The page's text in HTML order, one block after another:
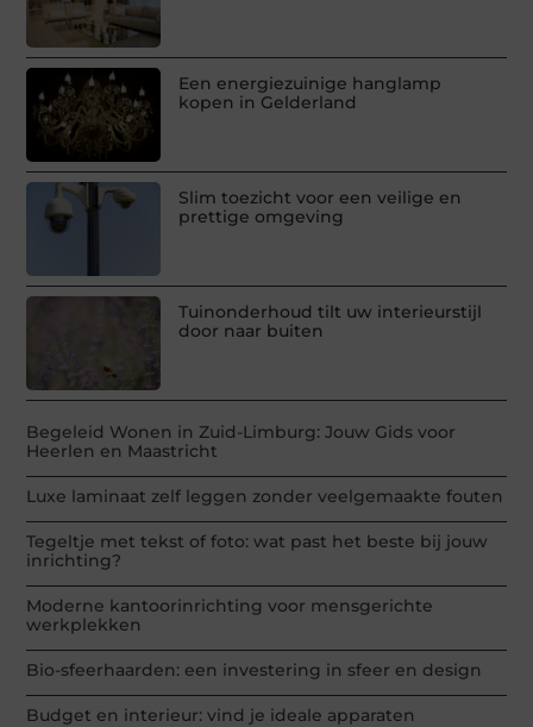
Een energiezuinige hanglamp
kopen in Gelderland
Slim toezicht voor een veilige en
prettige omgeving
Tuinonderhoud tilt uw interieurstijl
door naar buiten
Begeleid Wonen in Zuid-Limburg: Jouw Gids voor
Heerlen en Maastricht
Luxe laminaat zelf leggen zonder veelgemaakte fouten
Tegeltje met tekst of foto: wat past het beste bij jouw
inrichting?
Moderne kantoorinrichting voor mensgerichte
werkplekken
Bio-sfeerhaarden: een investering in sfeer en design
Budget en interieur: vind je ideale apparaten